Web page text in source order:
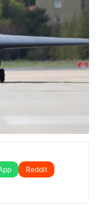
Reddit